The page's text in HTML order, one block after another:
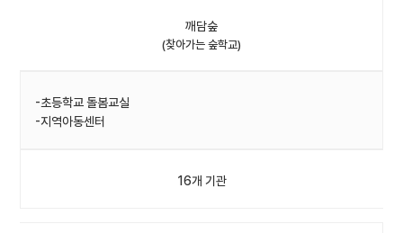
깨담숲
(찾아가는 숲학교)
-초등학교 돌봄교실
-지역아동센터
16개 기관